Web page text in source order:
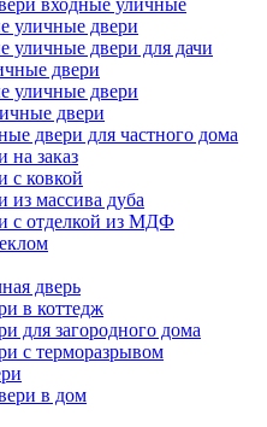
входные уличные
уличные двери
уличные двери для дачи
двери
уличные двери
двери
двери для частного дома
на заказ
с ковкой
из массива дуба
с отделкой из МДФ
дверь
в коттедж
для загородного дома
с терморазрывом
в дом